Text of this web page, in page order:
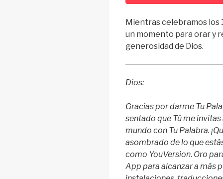
Mientras celebramos los
un momento para orar y
generosidad de Dios.
Dios:
Gracias por darme Tu
sentado que Tú me
mundo con Tu Palabra.
asombrado de lo que
como YouVersion. Oro
App para alcanzar a más